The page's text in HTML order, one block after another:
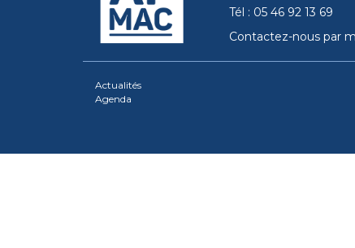
Tél : 05 46 92 13 69
Contactez-nous par
Actualités
Agenda